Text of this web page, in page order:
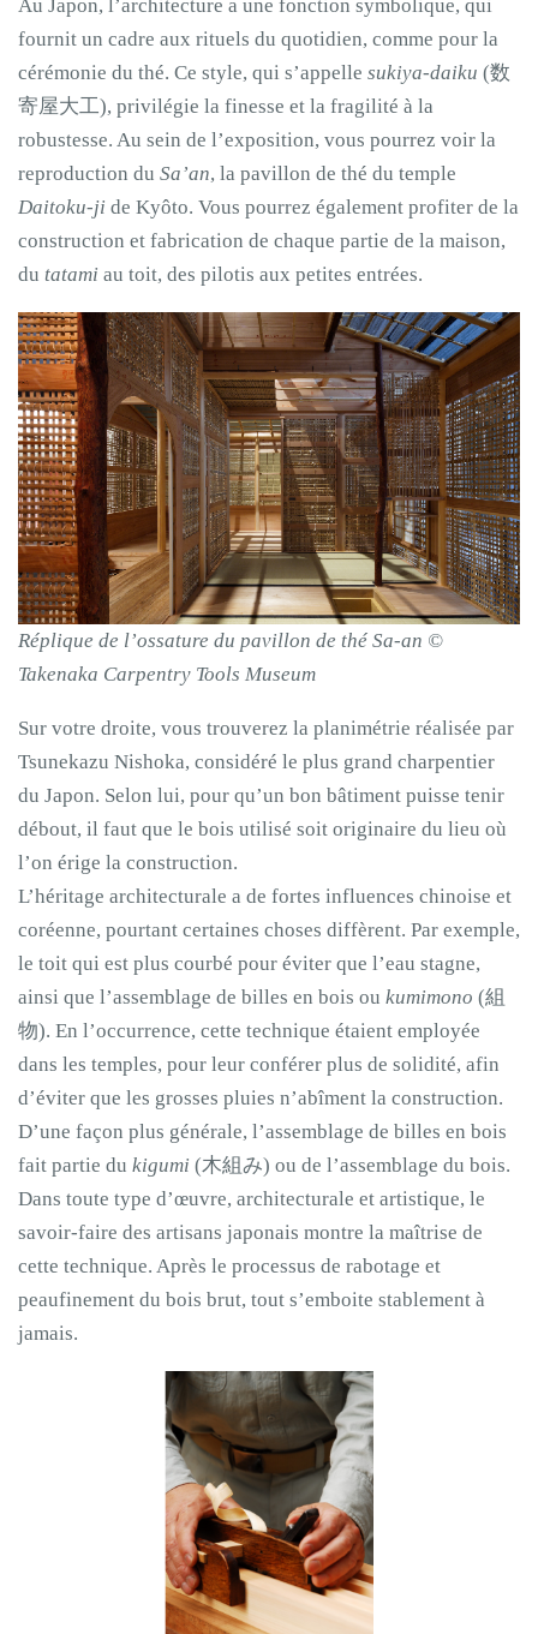
Au Japon, l’architecture a une fonction symbolique, qui
fournit un cadre aux rituels du quotidien, comme pour la
cérémonie du thé. Ce style, qui s’appelle sukiya-daiku (数
寄屋大工), privilégie la finesse et la fragilité à la
robustesse. Au sein de l’exposition, vous pourrez voir la
reproduction du Sa’an, la pavillon de thé du temple
Daitoku-ji de Kyôto. Vous pourrez également profiter de la
construction et fabrication de chaque partie de la maison,
du tatami au toit, des pilotis aux petites entrées.
Réplique de l’ossature du pavillon de thé Sa-an ©
Takenaka Carpentry Tools Museum
Sur votre droite, vous trouverez la planimétrie réalisée par
Tsunekazu Nishoka, considéré le plus grand charpentier
du Japon. Selon lui, pour qu’un bon bâtiment puisse tenir
débout, il faut que le bois utilisé soit originaire du lieu où
l’on érige la construction.
L’héritage architecturale a de fortes influences chinoise et
coréenne, pourtant certaines choses diffèrent. Par exemple,
le toit qui est plus courbé pour éviter que l’eau stagne,
ainsi que l’assemblage de billes en bois ou kumimono (組
物). En l’occurrence, cette technique étaient employée
dans les temples, pour leur conférer plus de solidité, afin
d’éviter que les grosses pluies n’abîment la construction.
D’une façon plus générale, l’assemblage de billes en bois
fait partie du kigumi (木組み) ou de l’assemblage du bois.
Dans toute type d’œuvre, architecturale et artistique, le
savoir-faire des artisans japonais montre la maîtrise de
cette technique. Après le processus de rabotage et
peaufinement du bois brut, tout s’emboite stablement à
jamais.